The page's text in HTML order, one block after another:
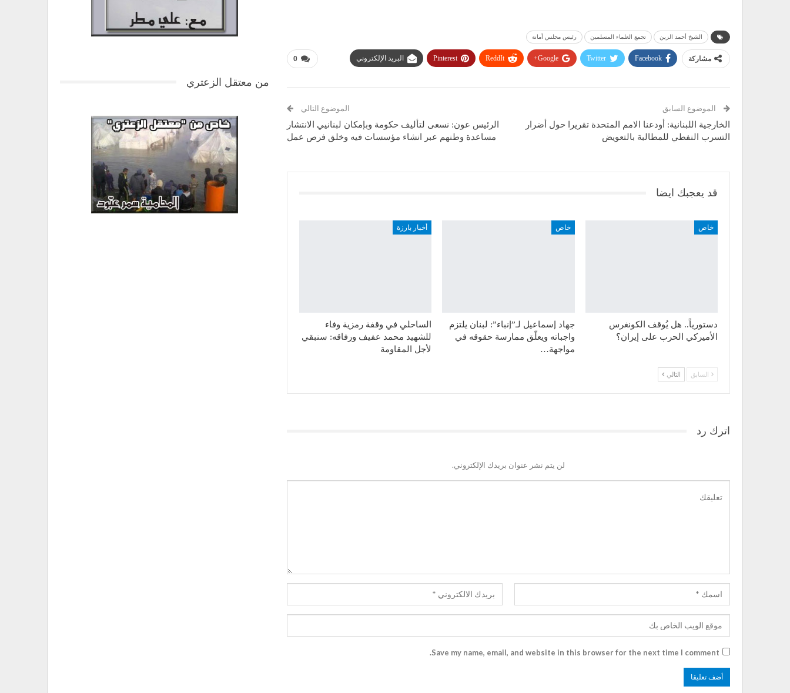
الشيخ أحمد الزين تجمع العلماء المسلمين رئيس مجلس أمانة
0 مشاركة Facebook
Twitter
Google+
ReddIt
Pinterest البريد الإلكتروني
الموضوع السابق
الخارجية اللبنانية: أودعنا الامم المتحدة تقريرا حول أضرار
التسرب النفطي للمطالبة بالتعويض
الموضوع التالي
الرئيس عون: نسعى لتأليف حكومة وبإمكان لبنانيي الانتشار
مساعدة وطنهم عبر انشاء مؤسسات فيه وخلق فرص عمل
قد يعجبك ايضا
خاص
دستورياً.. هل يُوقف الكونغرس
الأميركي الحرب على إيران؟
خاص
جهاد إسماعيل لـ”إنباء”: لبنان يلتزم
واجباته ويعلّق ممارسة حقوقه في
مواجهة…
أخبار بارزة
الساحلي في وقفة رمزية وفاء
للشهيد محمد عفيف ورفاقه: سنبقي
لأجل المقاومة
السابق التالي
اترك رد
لن يتم نشر عنوان بريدك الإلكتروني.
Save my name, email, and website in this browser for the next time I comment.
من معتقل الزعتري